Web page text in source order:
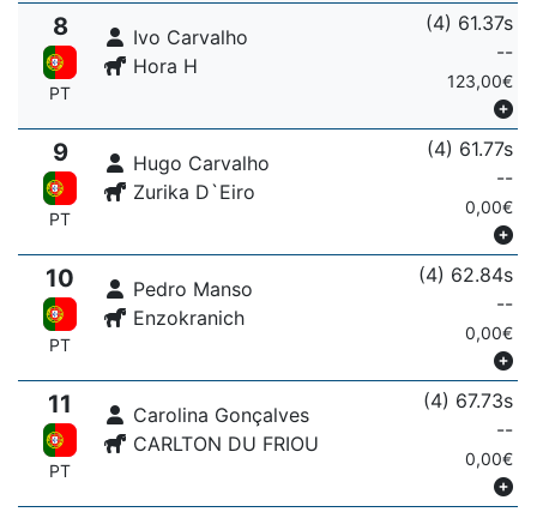
8
PT
Ivo Carvalho
Hora H
(4) 61.37s
--
123,00€
9
PT
Hugo Carvalho
Zurika D`Eiro
(4) 61.77s
--
0,00€
10
PT
Pedro Manso
Enzokranich
(4) 62.84s
--
0,00€
11
PT
Carolina Gonçalves
CARLTON DU FRIOU
(4) 67.73s
--
0,00€